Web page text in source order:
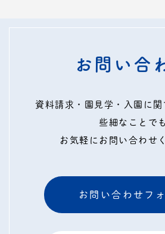
お問い合
資料請求・園見学・入園に関
些細なことでも
お気軽にお問い合わせ
お問い合わせフ